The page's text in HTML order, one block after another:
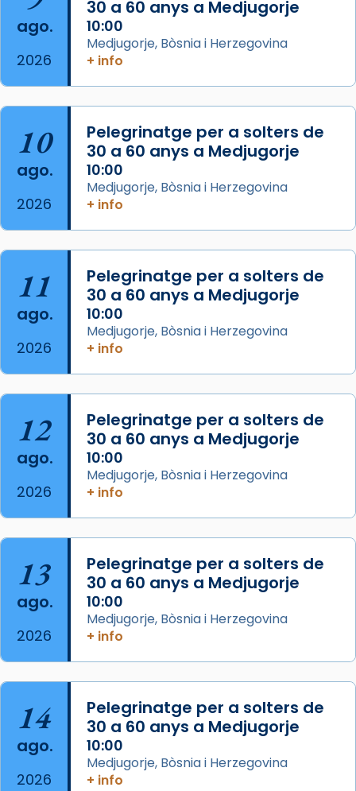
2 weeks ago
Aquest dilluns, 27 de juliol, ha tingut lloc la
missa d’acció de gràcies en agraïment al
comitè organitzador de la visita apostòlica
del Sant Pare Lleó XIV a Barcelona, i als
col·laboradors, a la Catedral de Barcelona.
L’arquebisbe de Barcelona, el cardenal Joan
Josep Omella, ha presidit la missa i l’ha
concelebrat el bisbe auxiliar de Barcelona,
Mons. David Abadías.
📸 Dr. G. Simón
Foto
View on Facebook · Share
Arquebisbat de Barcelona
2 weeks ago
Acompanyant la història de sant Cugat, a
partir de l’Edat Mitjana sorgeix la tradició
que les santes Juliana (“relatiu a Júlia”) i
Semproniana (“relatiu a Semprònia =
eterna”) són deixebles seves. I l’any 1667, el
... Ver más
View on Facebook · Share
ago.
2026
30 a 60 anys a Medjugorje
10:00
Medjugorje, Bòsnia i Herzegovina
+ info
10
ago.
2026
Pelegrinatge per a solters de
30 a 60 anys a Medjugorje
10:00
Medjugorje, Bòsnia i Herzegovina
+ info
11
ago.
2026
Pelegrinatge per a solters de
30 a 60 anys a Medjugorje
10:00
Medjugorje, Bòsnia i Herzegovina
+ info
12
ago.
2026
Pelegrinatge per a solters de
30 a 60 anys a Medjugorje
10:00
Medjugorje, Bòsnia i Herzegovina
+ info
13
ago.
2026
Pelegrinatge per a solters de
30 a 60 anys a Medjugorje
10:00
Medjugorje, Bòsnia i Herzegovina
+ info
14
ago.
2026
Pelegrinatge per a solters de
30 a 60 anys a Medjugorje
10:00
Medjugorje, Bòsnia i Herzegovina
+ info